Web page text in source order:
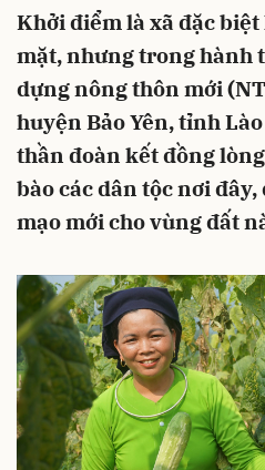
Khởi điểm là xã đặc
mặt, nhưng trong hành
dựng nông thôn mới
huyện Bảo Yên, tỉnh
thần đoàn kết đồng
bào các dân tộc nơi
mạo mới cho vùng đất